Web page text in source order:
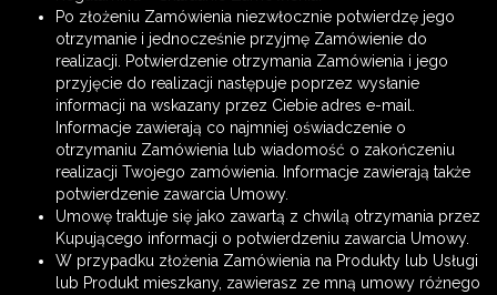
Po złożeniu Zamówienia niezwłocznie potwierdzę jego
otrzymanie i jednocześnie przyjmę Zamówienie do
realizacji. Potwierdzenie otrzymania Zamówienia i jego
przyjęcie do realizacji następuje poprzez wysłanie
informacji na wskazany przez Ciebie adres e-mail.
Informacje zawierają co najmniej oświadczenie o
otrzymaniu Zamówienia lub wiadomość o zakończeniu
realizacji Twojego zamówienia. Informacje zawierają także
potwierdzenie zawarcia Umowy.
Umowę traktuje się jako zawartą z chwilą otrzymania przez
Kupującego informacji o potwierdzeniu zawarcia Umowy.
W przypadku złożenia Zamówienia na Produkty lub Usługi
lub Produkt mieszkany, zawierasz ze mną umowy różnego